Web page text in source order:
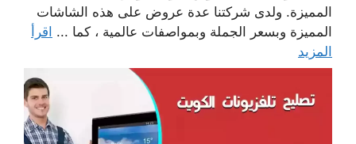
المميزة. ولدى شركتنا عدة عروض على هذه الشاشات
المميزة وبسعر الجملة وبمواصفات عالمية ، كما ... اقرأ
المزيد